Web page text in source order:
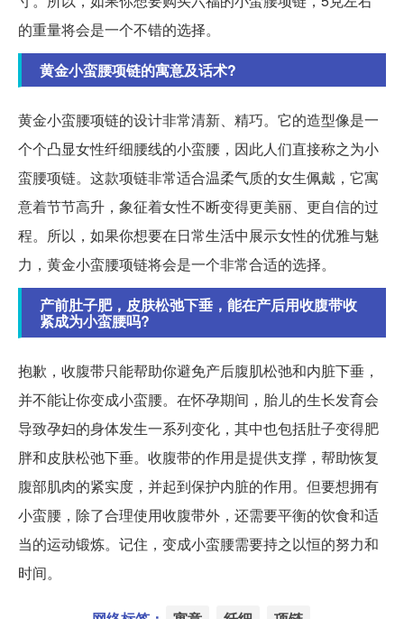
的重量将会是一个不错的选择。
黄金小蛮腰项链的寓意及话术?
黄金小蛮腰项链的设计非常清新、精巧。它的造型像是一
个个凸显女性纤细腰线的小蛮腰，因此人们直接称之为小
蛮腰项链。这款项链非常适合温柔气质的女生佩戴，它寓
意着节节高升，象征着女性不断变得更美丽、更自信的过
程。所以，如果你想要在日常生活中展示女性的优雅与魅
力，黄金小蛮腰项链将会是一个非常合适的选择。
产前肚子肥，皮肤松弛下垂，能在产后用收腹带收
紧成为小蛮腰吗?
抱歉，收腹带只能帮助你避免产后腹肌松弛和内脏下垂，
并不能让你变成小蛮腰。在怀孕期间，胎儿的生长发育会
导致孕妇的身体发生一系列变化，其中也包括肚子变得肥
胖和皮肤松弛下垂。收腹带的作用是提供支撑，帮助恢复
腹部肌肉的紧实度，并起到保护内脏的作用。但要想拥有
小蛮腰，除了合理使用收腹带外，还需要平衡的饮食和适
当的运动锻炼。记住，变成小蛮腰需要持之以恒的努力和
时间。